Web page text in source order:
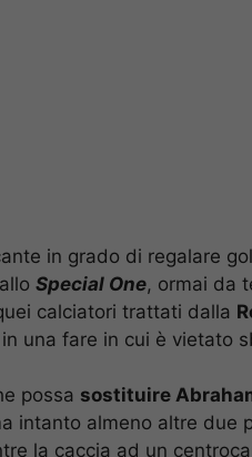
in grado di regalare
Special One, ormai da
calciatori trattati dalla
una fare in cui è vietato
possa sostituire
intanto almeno altre due
la caccia ad un